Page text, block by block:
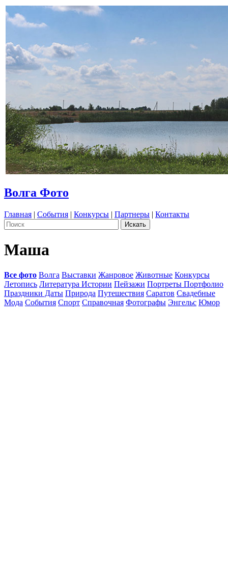
Волга Фото
Главная | События | Конкурсы | Партнеры | Контакты
Маша
Все фото Волга Выставки Жанровое Животные Конкурсы
Летопись Литература Истории Пейзажи Портреты Портфолио
Праздники Даты Природа Путешествия Саратов Свадебные
Мода События Спорт Справочная Фотографы Энгельс Юмор